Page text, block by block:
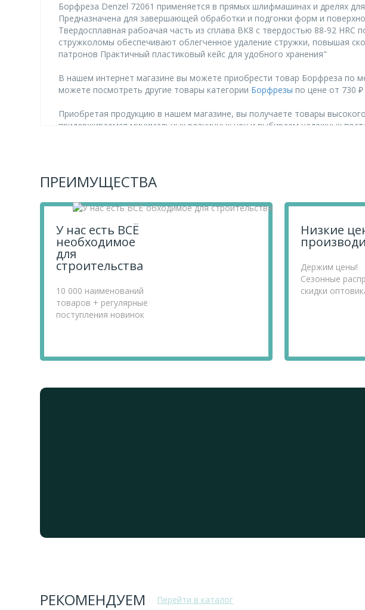
Борфреза Denzel 72061 применяется в прямых шлифмашинах и дрелях
Предназначена для завершающей обработки и подгонки форм и
Твердосплавная рабоачая часть из сплава ВК8 с твердостью 88-92
стружколомы обеспечивают облегченное удаление стружки, повышая
патронов Практичный пластиковый кейс для удобного хранения"
В нашем интернет магазине вы можете приобрести товар Борфреза по
можете посмотреть другие товары категории Борфрезы по цене от 730 ₽
Приобретая продукцию в нашем магазине, вы получаете товары
придерживаемся минимальных розничных цен и выбираем надежных
ПРЕИМУЩЕСТВА
У нас есть ВСЁ
необходимое
для
строительства
10 000 наименований
товаров + регулярные
поступления новинок
Низкие
Держим цены!
Сезонные
скидки
РЕКОМЕНДУЕМ Перейти в каталог